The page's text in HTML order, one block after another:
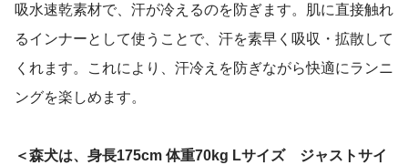
吸水速乾素材で、汗が冷えるのを防ぎます。肌に直接触れ
るインナーとして使うことで、汗を素早く吸収・拡散して
くれます。これにより、汗冷えを防ぎながら快適にランニ
ングを楽しめます。
＜森犬は、身長175cm 体重70kg Lサイズ ジャストサイ